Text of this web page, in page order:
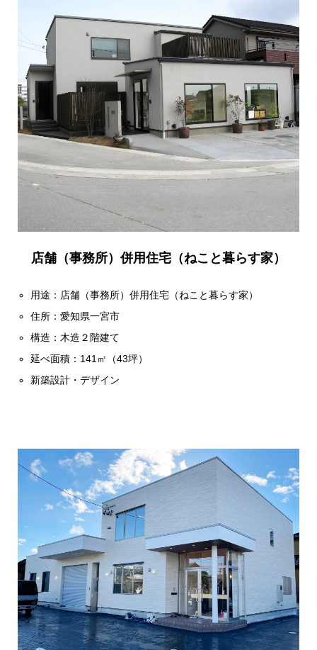
店舗（事務所）併用住宅（ねこと暮らす家）
用途：店舗（事務所）併用住宅（ねこと暮らす家）
住所：愛知県一宮市
構造：木造２階建て
延べ面積：141㎡（43坪）
新築設計・デザイン